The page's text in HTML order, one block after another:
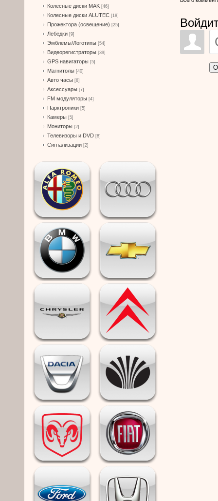
Колесные диски MAK [46]
Колесные диски ALUTEC [18]
Прожектора (освещение) [25]
Лебедки [9]
Эмблемы/Логотипы [54]
Видеорегистраторы [39]
GPS навигаторы [5]
Магнитолы [40]
Авто часы [8]
Аксессуары [7]
FM модуляторы [4]
Парктроники [5]
Камеры [5]
Мониторы [2]
Телевизоры и DVD [8]
Сигнализации [2]